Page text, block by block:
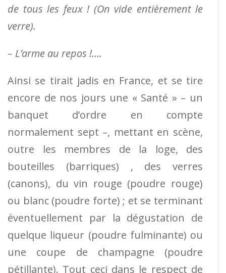
de tous les feux ! (On vide entièrement le
verre).
– L’arme au repos !….
Ainsi se tirait jadis en France, et se tire
encore de nos jours une « Santé » – un
banquet d’ordre en compte
normalement sept –, mettant en scène,
outre les membres de la loge, des
bouteilles (barriques) , des verres
(canons), du vin rouge (poudre rouge)
ou blanc (poudre forte) ; et se terminant
éventuellement par la dégustation de
quelque liqueur (poudre fulminante) ou
une coupe de champagne (poudre
pétillante). Tout ceci dans le respect de